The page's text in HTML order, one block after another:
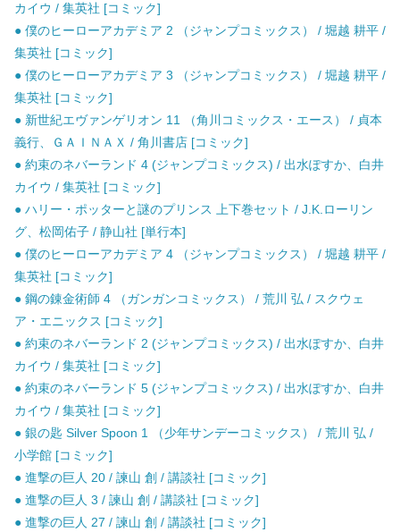
カイウ / 集英社 [コミック]
● 僕のヒーローアカデミア 2 （ジャンプコミックス） / 堀越 耕平 /
集英社 [コミック]
● 僕のヒーローアカデミア 3 （ジャンプコミックス） / 堀越 耕平 /
集英社 [コミック]
● 新世紀エヴァンゲリオン 11 （角川コミックス・エース） / 貞本
義行、ＧＡＩＮＡＸ / 角川書店 [コミック]
● 約束のネバーランド 4 (ジャンプコミックス) / 出水ぽすか、白井
カイウ / 集英社 [コミック]
● ハリー・ポッターと謎のプリンス 上下巻セット / J.K.ローリン
グ、松岡佑子 / 静山社 [単行本]
● 僕のヒーローアカデミア 4 （ジャンプコミックス） / 堀越 耕平 /
集英社 [コミック]
● 鋼の錬金術師 4 （ガンガンコミックス） / 荒川 弘 / スクウェ
ア・エニックス [コミック]
● 約束のネバーランド 2 (ジャンプコミックス) / 出水ぽすか、白井
カイウ / 集英社 [コミック]
● 約束のネバーランド 5 (ジャンプコミックス) / 出水ぽすか、白井
カイウ / 集英社 [コミック]
● 銀の匙 Silver Spoon 1 （少年サンデーコミックス） / 荒川 弘 /
小学館 [コミック]
● 進撃の巨人 20 / 諫山 創 / 講談社 [コミック]
● 進撃の巨人 3 / 諫山 創 / 講談社 [コミック]
● 進撃の巨人 27 / 諫山 創 / 講談社 [コミック]